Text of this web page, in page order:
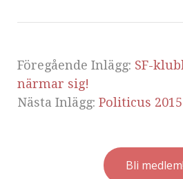
Föregående Inlägg: SF-
närmar sig!
Nästa Inlägg: Politicus 2015
Bli medlem!